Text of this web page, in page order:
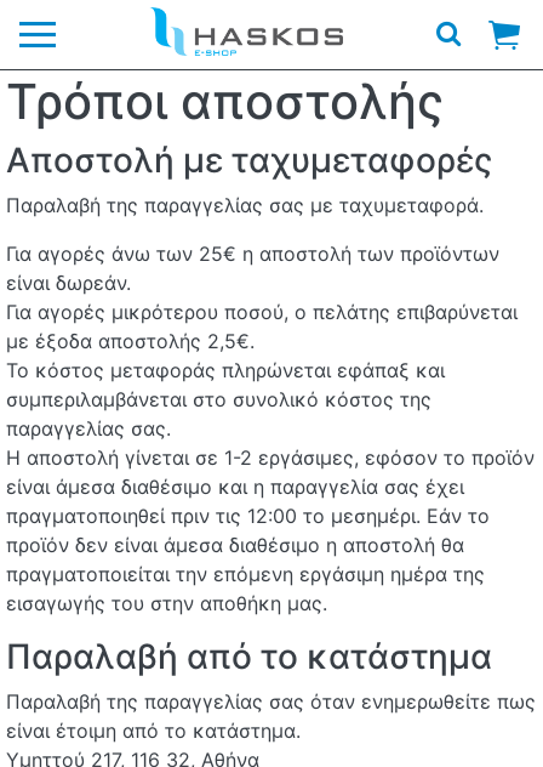
Τρόποι αποστολής
Αποστολή με ταχυμεταφορές
Παραλαβή της παραγγελίας σας με ταχυμεταφορά.
Για αγορές άνω των 25€ η αποστολή των προϊόντων
είναι δωρεάν.
Για αγορές μικρότερου ποσού, ο πελάτης επιβαρύνεται
με έξοδα αποστολής 2,5€.
Το κόστος μεταφοράς πληρώνεται εφάπαξ και
συμπεριλαμβάνεται στο συνολικό κόστος της
παραγγελίας σας.
Η αποστολή γίνεται σε 1-2 εργάσιμες, εφόσον το προϊόν
είναι άμεσα διαθέσιμο και η παραγγελία σας έχει
πραγματοποιηθεί πριν τις 12:00 το μεσημέρι. Εάν το
προϊόν δεν είναι άμεσα διαθέσιμο η αποστολή θα
πραγματοποιείται την επόμενη εργάσιμη ημέρα της
εισαγωγής του στην αποθήκη μας.
Παραλαβή από το κατάστημα
Παραλαβή της παραγγελίας σας όταν ενημερωθείτε πως
είναι έτοιμη από το κατάστημα.
Υμηττού 217, 116 32, Αθήνα